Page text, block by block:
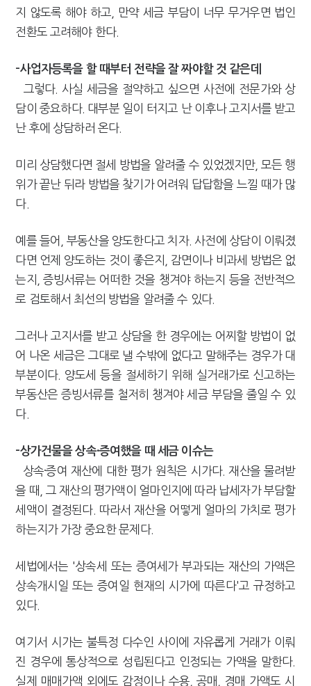
지 않도록 해야 하고, 만약 세금 부담이 너무 무거우면 법인
전환도 고려해야 한다.
-사업자등록을 할 때부터 전략을 잘 짜야할 것 같은데
그렇다. 사실 세금을 절약하고 싶으면 사전에 전문가와 상
담이 중요하다. 대부분 일이 터지고 난 이후나 고지서를 받고
난 후에 상담하러 온다.
미리 상담했다면 절세 방법을 알려줄 수 있었겠지만, 모든 행
위가 끝난 뒤라 방법을 찾기가 어려워 답답함을 느낄 때가 많
다.
예를 들어, 부동산을 양도한다고 치자. 사전에 상담이 이뤄졌
다면 언제 양도하는 것이 좋은지, 감면이나 비과세 방법은 없
는지, 증빙서류는 어떠한 것을 챙겨야 하는지 등을 전반적으
로 검토해서 최선의 방법을 알려줄 수 있다.
그러나 고지서를 받고 상담을 한 경우에는 어찌할 방법이 없
어 나온 세금은 그대로 낼 수밖에 없다고 말해주는 경우가 대
부분이다. 양도세 등을 절세하기 위해 실거래가로 신고하는
부동산은 증빙서류를 철저히 챙겨야 세금 부담을 줄일 수 있
다.
-상가건물을 상속·증여했을 때 세금 이슈는
상속·증여 재산에 대한 평가 원칙은 시가다. 재산을 물려받
을 때, 그 재산의 평가액이 얼마인지에 따라 납세자가 부담할
세액이 결정된다. 따라서 재산을 어떻게 얼마의 가치로 평가
하는지가 가장 중요한 문제다.
세법에서는 '상속세 또는 증여세가 부과되는 재산의 가액은
상속개시일 또는 증여일 현재의 시가에 따른다'고 규정하고
있다.
여기서 시가는 불특정 다수인 사이에 자유롭게 거래가 이뤄
진 경우에 통상적으로 성립된다고 인정되는 가액을 말한다.
실제 매매가액 외에도 감정이나 수용, 공매, 경매 가액도 시